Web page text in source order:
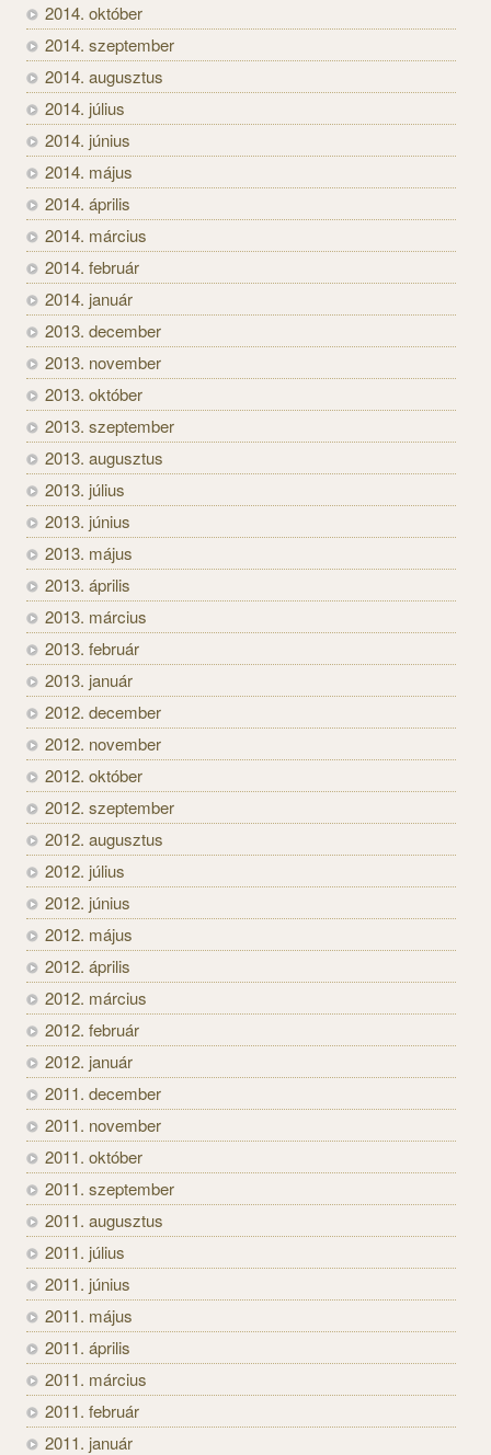
2014. október
2014. szeptember
2014. augusztus
2014. július
2014. június
2014. május
2014. április
2014. március
2014. február
2014. január
2013. december
2013. november
2013. október
2013. szeptember
2013. augusztus
2013. július
2013. június
2013. május
2013. április
2013. március
2013. február
2013. január
2012. december
2012. november
2012. október
2012. szeptember
2012. augusztus
2012. július
2012. június
2012. május
2012. április
2012. március
2012. február
2012. január
2011. december
2011. november
2011. október
2011. szeptember
2011. augusztus
2011. július
2011. június
2011. május
2011. április
2011. március
2011. február
2011. január